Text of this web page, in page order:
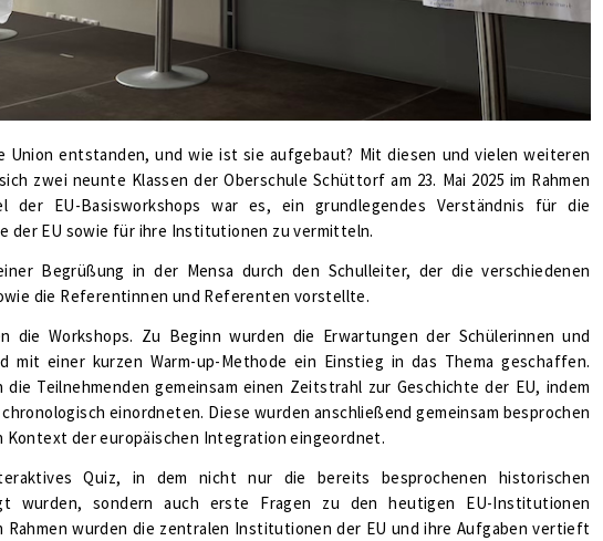
Union entstanden, und wie ist sie aufgebaut? Mit diesen und vielen weiteren
zwei neunte Klassen der Oberschule Schüttorf am 23. Mai 2025 im Rahmen
der EU-Basisworkshops war es, ein grundlegendes Verständnis für die
der EU sowie für ihre Institutionen zu vermitteln.
Begrüßung in der Mensa durch den Schulleiter, der die verschiedenen
die Referentinnen und Referenten vorstellte.
die Workshops. Zu Beginn wurden die Erwartungen der Schülerinnen und
mit einer kurzen Warm-up-Methode ein Einstieg in das Thema geschaffen.
Teilnehmenden gemeinsam einen Zeitstrahl zur Geschichte der EU, indem
einordneten. Diese wurden anschließend gemeinsam besprochen
Kontext der europäischen Integration eingeordnet.
Quiz, in dem nicht nur die bereits besprochenen historischen
wurden, sondern auch erste Fragen zu den heutigen EU-Institutionen
Rahmen wurden die zentralen Institutionen der EU und ihre Aufgaben vertieft